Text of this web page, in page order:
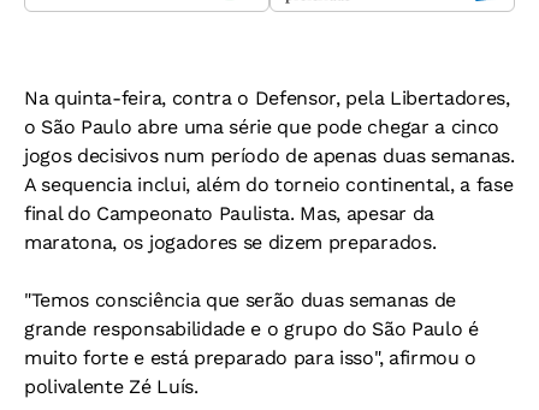
Na quinta-feira, contra o Defensor, pela Libertadores,
o São Paulo abre uma série que pode chegar a cinco
jogos decisivos num período de apenas duas semanas.
A sequencia inclui, além do torneio continental, a fase
final do Campeonato Paulista. Mas, apesar da
maratona, os jogadores se dizem preparados.
"Temos consciência que serão duas semanas de
grande responsabilidade e o grupo do São Paulo é
muito forte e está preparado para isso", afirmou o
polivalente Zé Luís.